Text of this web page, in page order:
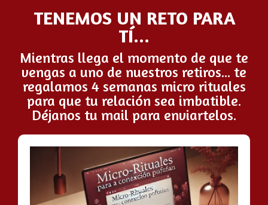
TENEMOS UN RETO PARA
TÍ...
Mientras llega el momento de que te
vengas a uno de nuestros retiros... te
regalamos 4 semanas micro rituales
para que tu relación sea imbatible.
Déjanos tu mail para enviartelos.